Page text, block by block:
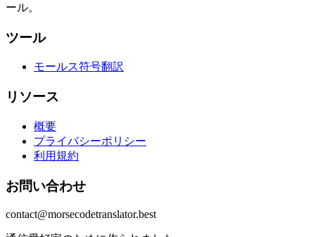
ール。
ツール
モールス符号翻訳
リソース
概要
プライバシーポリシー
利用規約
お問い合わせ
contact@morsecodetranslator.best